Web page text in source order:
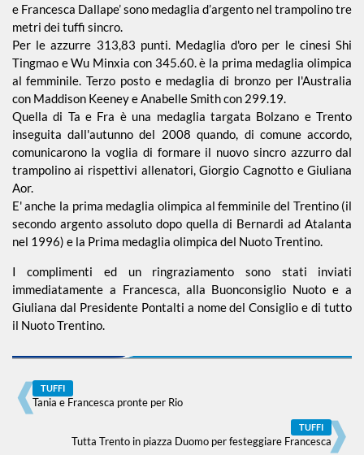
e Francesca Dallape’ sono medaglia d’argento nel trampolino tre
metri dei tuffi sincro.
Per le azzurre 313,83 punti. Medaglia d'oro per le cinesi Shi
Tingmao e Wu Minxia con 345.60. è la prima medaglia olimpica
al femminile. Terzo posto e medaglia di bronzo per l'Australia
con Maddison Keeney e Anabelle Smith con 299.19.
Quella di Ta e Fra è una medaglia targata Bolzano e Trento
inseguita dall'autunno del 2008 quando, di comune accordo,
comunicarono la voglia di formare il nuovo sincro azzurro dal
trampolino ai rispettivi allenatori, Giorgio Cagnotto e Giuliana
Aor.
E' anche la prima medaglia olimpica al femminile del Trentino (il
secondo argento assoluto dopo quella di Bernardi ad Atalanta
nel 1996) e la Prima medaglia olimpica del Nuoto Trentino.
I complimenti ed un ringraziamento sono stati inviati
immediatamente a Francesca, alla Buonconsiglio Nuoto e a
Giuliana dal Presidente Pontalti a nome del Consiglio e di tutto
il Nuoto Trentino.
TUFFI
Tania e Francesca pronte per Rio
TUFFI
Tutta Trento in piazza Duomo per festeggiare Francesca
News
Pallanuoto
Piscina 50 m
Qualificazione
Giovanile